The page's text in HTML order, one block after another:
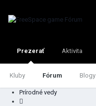
Prezerať
Kluby Fórum Blogy
Aktivita
Prírodné vedy